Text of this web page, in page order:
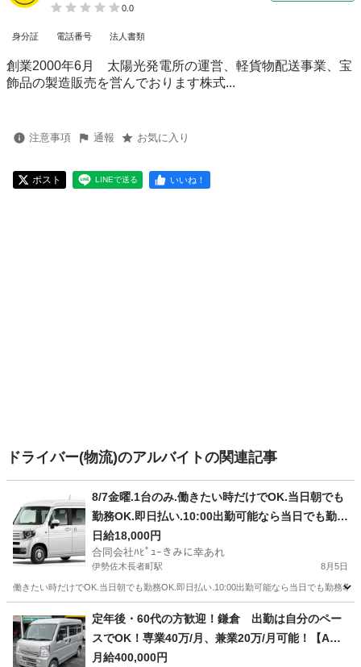
0.0
身分証 電話番号 法人書類
創業2000年6月 太陽光発電所の運営、軽貨物配送事業、宝
飾品の製造販売を営んでおります株式...
注意事項 通報 お気に入り
ポスト LINEで送る いいね！
ドライバー(物流)のアルバイトの関連記事
8/7金曜.1台のみ.働きたい時だけでOK.当日朝でも
勤務OK.即日払い.10:00出勤可能なら当日でも勤務
希望受付OK.未経験老若男女OK年齢制限なし.希望
日のみOK.10月までの期間でさくらんぼ、桃、ぶ
どう集荷のみ運搬スタッフ.軽貨物黒ナンバー持ち
込み可能者
日給18,000円
合同会社ﾊﾋﾟｭｰきみに幸あれ
伊勢佐木長者町駅 8月5日
働きたい時だけでOK.当日朝でも勤務OK.即日払い.10:00出勤可能なら当日でも勤務
伊勢佐木長者町駅 物流 スタッフ
定年後・60代の方歓迎！鎌倉 出勤は自分のペー
スでOK！専業40万/月、兼業20万/月可能！【Ama
zon Flex】で稼ぎましょう！
月給400,000円